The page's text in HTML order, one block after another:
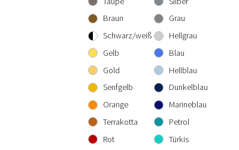
300 cm rund
300x300 cm
160x230 cm
200x290 cm
240x340 cm
300x400 cm
Braun
Schwarz/weiß
Gelb
Gold
Senfgelb
Orange
Terrakotta
Rot
Grau
Hellgrau
Blau
Hellblau
Dunkelblau
Marineblau
Petrol
Türkis